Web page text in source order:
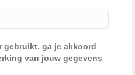
gebruikt, ga je akkoord
van jouw gegevens